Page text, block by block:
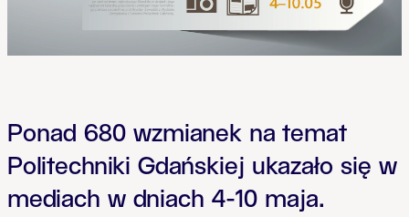
Ponad 680 wzmianek na temat
Politechniki Gdańskiej ukazało się w
mediach w dniach 4-10 maja.